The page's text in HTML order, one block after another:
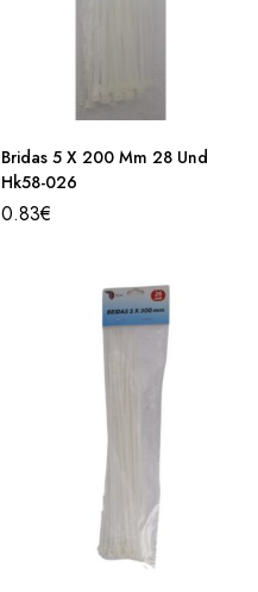
Bridas 5 X 200 Mm 28 Und
Hk58-026
0.83€